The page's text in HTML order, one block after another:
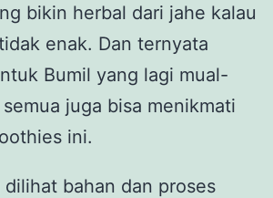
bikin herbal dari jahe kalau
enak. Dan ternyata
Bumil yang lagi mual-
juga bisa menikmati
ini.
bahan dan proses